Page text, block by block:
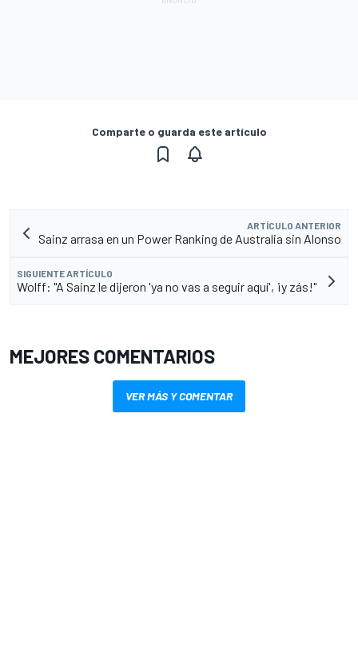
Comparte o guarda este artículo
ARTÍCULO ANTERIOR
Sainz arrasa en un Power Ranking de Australia sin Alonso
SIGUIENTE ARTÍCULO
Wolff: "A Sainz le dijeron 'ya no vas a seguir aquí', ¡y zás!"
MEJORES COMENTARIOS
VER MÁS Y COMENTAR